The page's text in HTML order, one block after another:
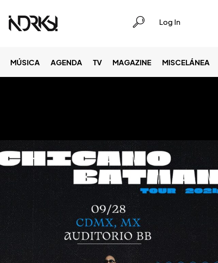
Log In
MÚSICA AGENDA TV MAGAZINE MISCELÁNEA